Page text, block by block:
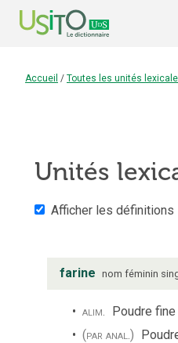
Accueil / Toutes les unités
Unités
Afficher les définitions
farine nom féminin
alim. Poudre
(par anal.)